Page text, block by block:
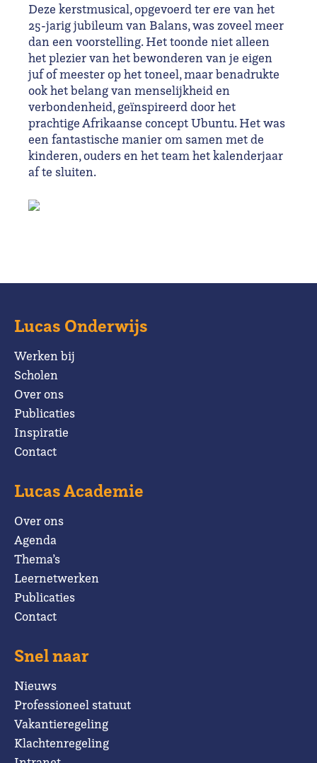
Deze kerstmusical, opgevoerd ter ere van het
25-jarig jubileum van Balans, was zoveel meer
dan een voorstelling. Het toonde niet alleen
het plezier van het bewonderen van je eigen
juf of meester op het toneel, maar benadrukte
ook het belang van menselijkheid en
verbondenheid, geïnspireerd door het
prachtige Afrikaanse concept Ubuntu. Het was
een fantastische manier om samen met de
kinderen, ouders en het team het kalenderjaar
af te sluiten.
Lucas Onderwijs
Werken bij
Scholen
Over ons
Publicaties
Inspiratie
Contact
Lucas Academie
Over ons
Agenda
Thema’s
Leernetwerken
Publicaties
Contact
Snel naar
Nieuws
Professioneel statuut
Vakantieregeling
Klachtenregeling